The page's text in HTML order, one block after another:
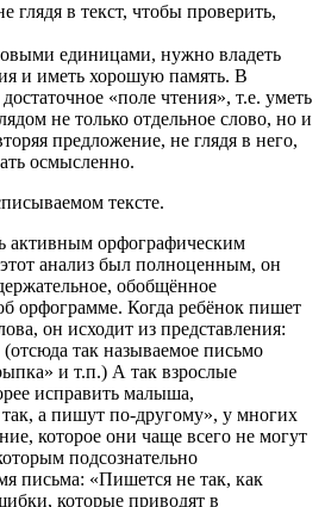
глядя в текст, чтобы проверить,
единицами, нужно владеть
и иметь хорошую память. В
«поле чтения», т.е. уметь
не только отдельное слово, но и
предложение, не глядя в него,
осмысленно.
тексте.
активным орфографическим
анализ был полноценным, он
обобщённое
орфограмме. Когда ребёнок пишет
он исходит из представления:
так называемое письмо
и т.п.) А так взрослые
исправить малыша,
так, а пишут по-другому», у многих
которое они чаще всего не могут
подсознательно
письма: «Пишется не так, как
которые приводят в